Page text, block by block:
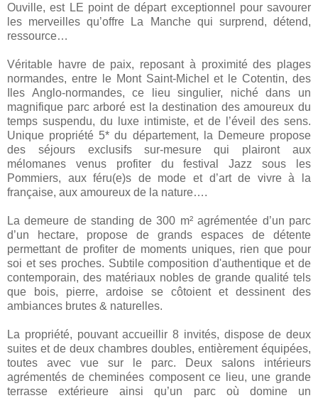
Ouville, est LE point de départ exceptionnel pour savourer
les merveilles qu’offre La Manche qui surprend, détend,
ressource…
Véritable havre de paix, reposant à proximité des plages
normandes, entre le Mont Saint-Michel et le Cotentin, des
Iles Anglo-normandes, ce lieu singulier, niché dans un
magnifique parc arboré est la destination des amoureux du
temps suspendu, du luxe intimiste, et de l’éveil des sens.
Unique propriété 5* du département, la Demeure propose
des séjours exclusifs sur-mesure qui plairont aux
mélomanes venus profiter du festival Jazz sous les
Pommiers, aux féru(e)s de mode et d’art de vivre à la
française, aux amoureux de la nature….
La demeure de standing de 300 m² agrémentée d’un parc
d’un hectare, propose de grands espaces de détente
permettant de profiter de moments uniques, rien que pour
soi et ses proches. Subtile composition d'authentique et de
contemporain, des matériaux nobles de grande qualité tels
que bois, pierre, ardoise se côtoient et dessinent des
ambiances brutes & naturelles.
La propriété, pouvant accueillir 8 invités, dispose de deux
suites et de deux chambres doubles, entièrement équipées,
toutes avec vue sur le parc. Deux salons intérieurs
agrémentés de cheminées composent ce lieu, une grande
terrasse extérieure ainsi qu’un parc où domine un